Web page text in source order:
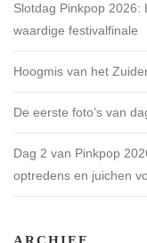
Slotdag Pinkpop 2026:
waardige festivalfinale
Hoogmis van het
De eerste foto’s van
Dag 2 van Pinkpop
optredens en juichen